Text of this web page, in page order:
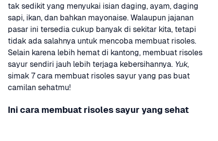
tak sedikit yang menyukai isian daging, ayam, daging
sapi, ikan, dan bahkan mayonaise. Walaupun jajanan
pasar ini tersedia cukup banyak di sekitar kita, tetapi
tidak ada salahnya untuk mencoba membuat risoles.
Selain karena lebih hemat di kantong, membuat risoles
sayur sendiri jauh lebih terjaga kebersihannya. Yuk,
simak 7 cara membuat risoles sayur yang pas buat
camilan sehatmu!
Ini cara membuat risoles sayur yang sehat